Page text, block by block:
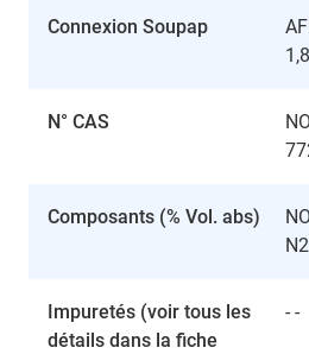
Connexion Soupap
N° CAS
Composants (% Vol. abs)
Impuretés (voir tous les
détails dans la fiche
- -